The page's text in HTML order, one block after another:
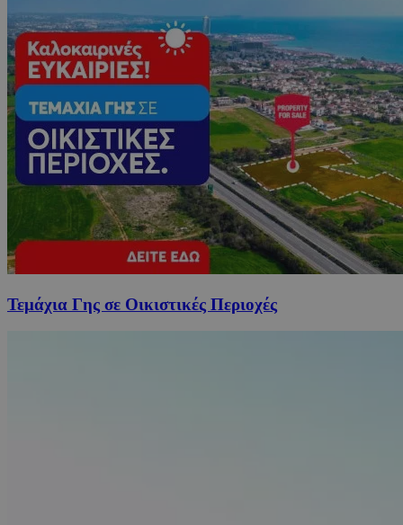
Τεμάχια Γης σε Οικιστικές Περιοχές